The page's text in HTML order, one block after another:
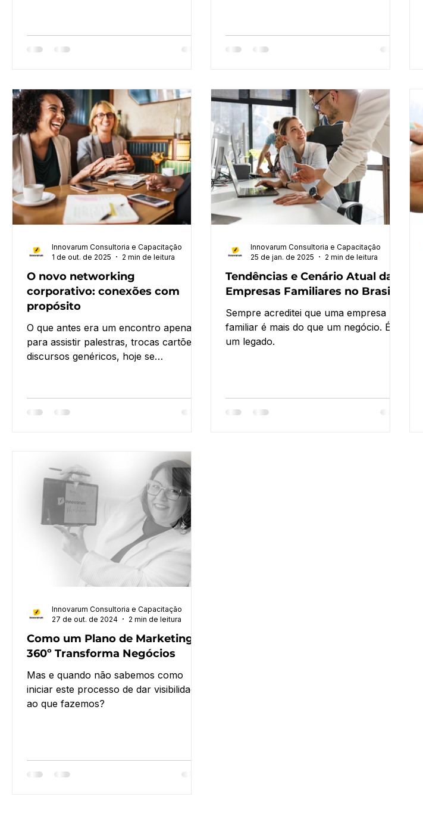
geralmente, o que falta não é
execução, e sim uma estrutura
estranho, mas que entra no fluxo para
fazer o resultado desejado acontecer
O novo networking
corporativo: conexões com
propósito
O que antes era um encontro apenas
para assistir palestras, trocas cartões e
discursos genéricos, hoje se
construídas para gerar conexões.
Innovarum Consultoria e Capacitação
1 de out. de 2025
2 min de leitura
Tendências e Cenário Atual das
Empresas Familiares no Brasil
Sempre acreditei que uma empresa
familiar é mais do que um negócio. É
um legado.
Innovarum Consultoria e Capacitação
25 de jan. de 2025
2 min de leitura
Como um Plano de Marketing
360º Transforma Negócios
Mas e quando não sabemos como
iniciar este processo de dar visibilidade
ao que fazemos?
Innovarum Consultoria e Capacitação
27 de out. de 2024
2 min de leitura